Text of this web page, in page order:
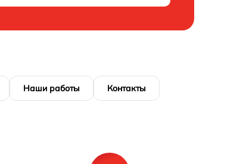
Наши работы Контакты